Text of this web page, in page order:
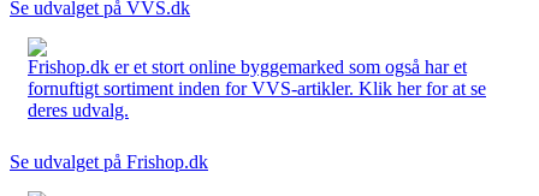
Se udvalget på VVS.dk
Frishop.dk er et stort online byggemarked som også har et
fornuftigt sortiment inden for VVS-artikler. Klik her for at se
deres udvalg.
Se udvalget på Frishop.dk